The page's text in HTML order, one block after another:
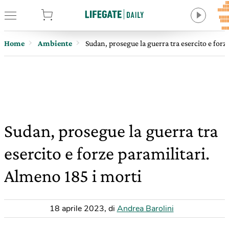
Home Ambiente Sudan, prosegue la guerra tra esercito e
Sudan, prosegue la guerra tra
esercito e forze paramilitari.
Almeno 185 i morti
18 aprile 2023, di Andrea Barolini